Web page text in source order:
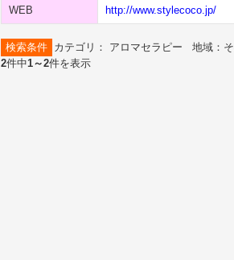
WEB http://www.stylecoco.jp/
検索条件 カテゴリ： アロマセラピー 地域：
2件中1～2件を表示